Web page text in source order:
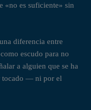
«no es suficiente» sin
diferencia entre
escudo para no
a alguien que se ha
tocado — ni por el